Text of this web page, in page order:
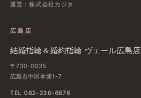
運営：株式会社カジタ
広島店
結婚​指輪＆婚約指輪 ヴェール​広島店
〒730-0035
広島市中区本通1-7
TEL 082-236-6676